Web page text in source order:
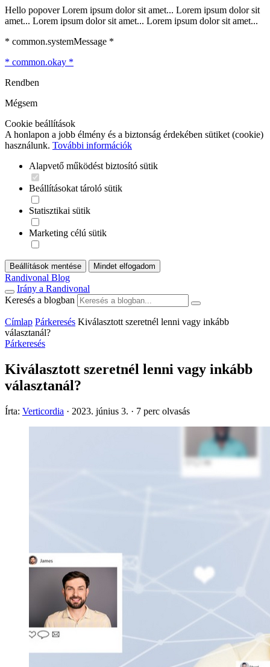
Hello popover Lorem ipsum dolor sit amet... Lorem ipsum dolor sit
amet... Lorem ipsum dolor sit amet... Lorem ipsum dolor sit amet...
* common.systemMessage *
* common.okay *
Rendben
Mégsem
Cookie beállítások
A honlapon a jobb élmény és a biztonság érdekében sütiket (cookie)
használunk. További információk
Alapvető működést biztosító sütik
Beállításokat tároló sütik
Statisztikai sütik
Marketing célú sütik
Beállítások mentése Mindet elfogadom
Randivonal Blog
Irány a Randivonal
Keresés a blogban
Címlap Párkeresés Kiválasztott szeretnél lenni vagy inkább
választanál?
Párkeresés
Kiválasztott szeretnél lenni vagy inkább
választanál?
Írta: Verticordia · 2023. június 3. · 7 perc olvasás